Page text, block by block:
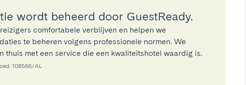
wordt beheerd door GuestReady.
comfortabele verblijven en helpen we
te beheren volgens professionele normen. We
thuis met een service die een kwaliteitshotel waardig is.
108566/AL